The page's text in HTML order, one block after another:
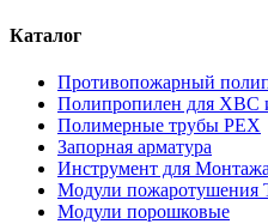
Каталог
Противопожарный
Полипропилен для ХВС
Полимерные трубы PEX
Запорная арматура
Инструмент для Монтажа
Модули пожаротушения
Модули порошковые